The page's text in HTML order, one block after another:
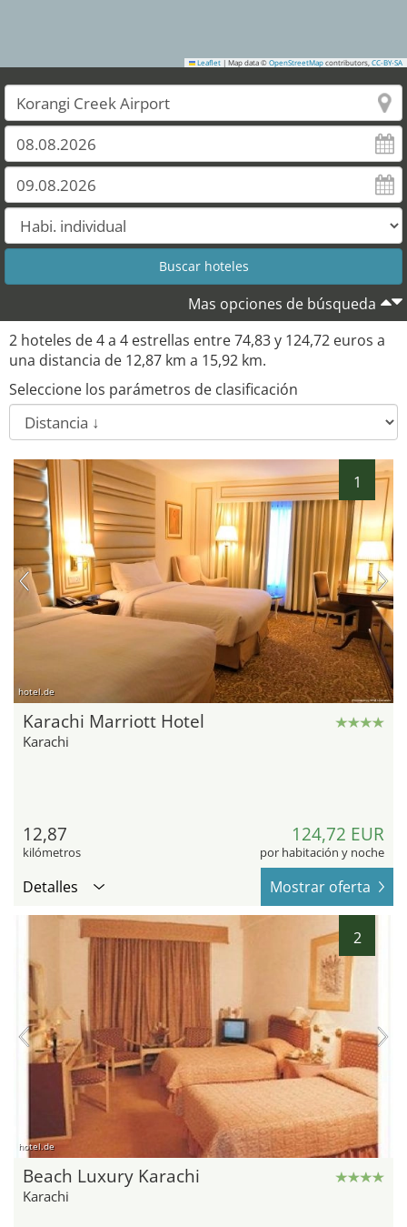
Leaflet | Map data © OpenStreetMap contributors, CC-BY-SA
Mas opciones de búsqueda
2 hoteles de4a 4 estrellas entre74,83y 124,72 euros a
una distancia de 12,87 km a 15,92 km.
Seleccione los parámetros de clasificación
1
hotel.de
Karachi Marriott Hotel
Karachi
12,87
kilómetros
124,72 EUR
por habitación y noche
Detalles Mostrar oferta
2
hotel.de
Beach Luxury Karachi
Karachi